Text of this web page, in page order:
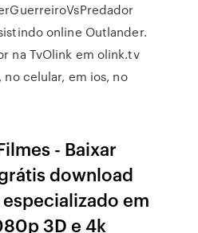
online Outlander.
na TvOlink em olink.tv
celular, em ios, no
- Baixar
download
em
3D e 4k